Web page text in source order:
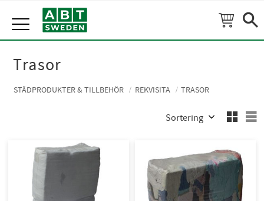
Meny
Trasor
STÄDPRODUKTER & TILLBEHÖR REKVISITA TRASOR
Välj sortering